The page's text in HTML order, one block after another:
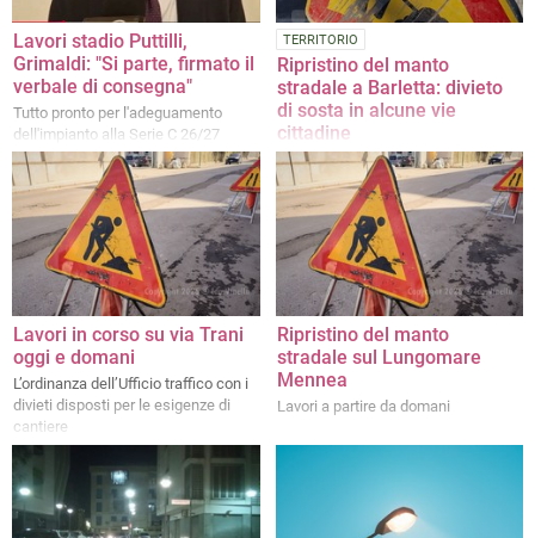
Lavori stadio Puttilli,
Grimaldi: "Si parte, firmato il
verbale di consegna"
Tutto pronto per l'adeguamento
dell'impianto alla Serie C 26/27
TERRITORIO
Ripristino del manto
stradale a Barletta: divieto
di sosta in alcune vie
cittadine
Dal 16 luglio al 30 settembre (o fino
a cessate esigenze), dalle 7:00 alle
17:00, sarà in vigore il divieto di
sosta con rimozione forzata
Lavori in corso su via Trani
oggi e domani
L’ordinanza dell’Ufficio traffico con i
divieti disposti per le esigenze di
cantiere
Ripristino del manto
stradale sul Lungomare
Mennea
Lavori a partire da domani